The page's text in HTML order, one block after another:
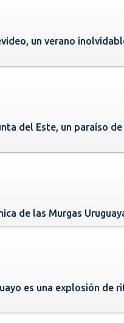
un verano
del Este, un paraíso
de las Murgas
es una explosión de